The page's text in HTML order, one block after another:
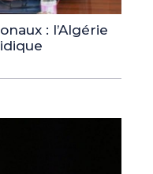
: l’Algérie